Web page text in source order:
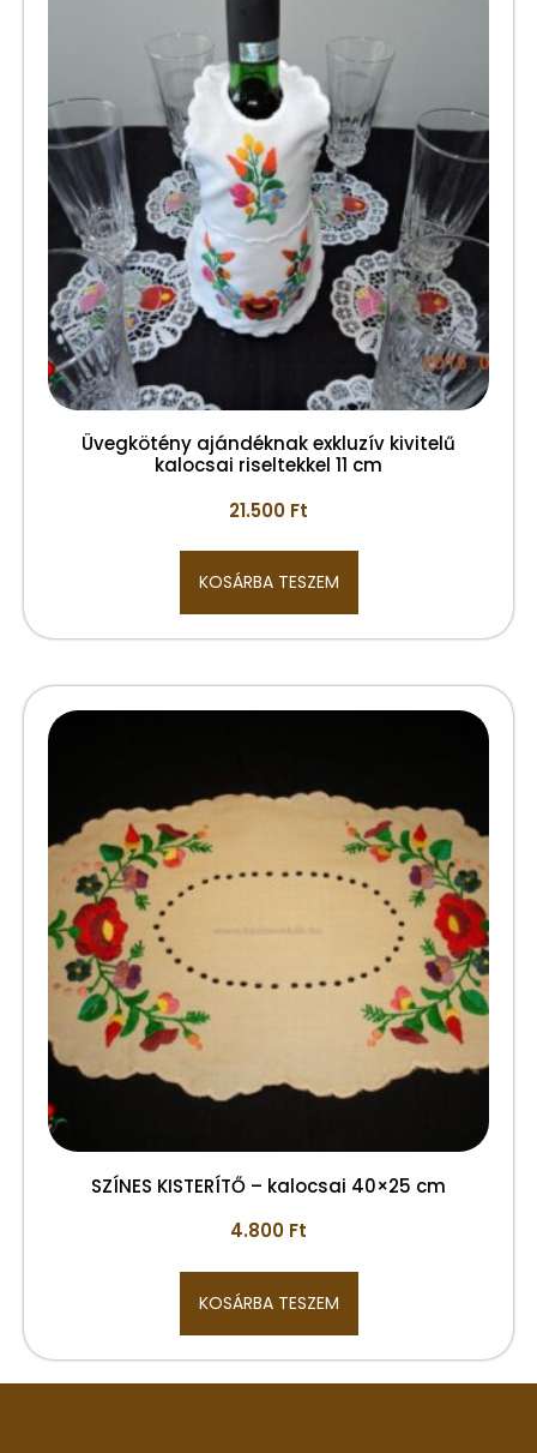
Üvegkötény ajándéknak exkluzív kivitelű
kalocsai riseltekkel 11 cm
21.500 Ft
KOSÁRBA TESZEM
SZÍNES KISTERÍTŐ – kalocsai 40×25 cm
4.800 Ft
KOSÁRBA TESZEM